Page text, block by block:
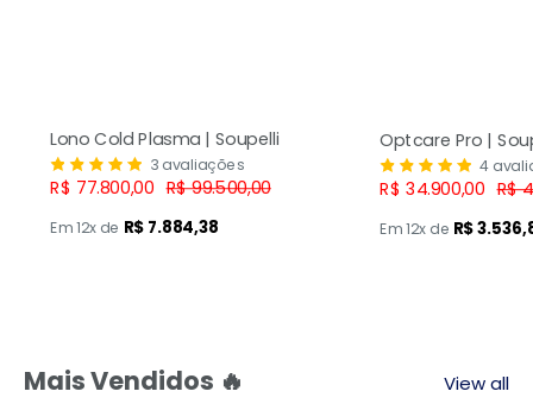
Lono Cold Plasma | Soupelli
3 avaliações
Preço
promocional
R$ 77.800,00 Preço
normal
R$ 99.500,00
Em 12x de R$ 7.884,38
Optcare Pro |
4
Preço
promocional
R$ 34.900,00 R$
Em 12x de R$
Mais Vendidos 🔥 View all